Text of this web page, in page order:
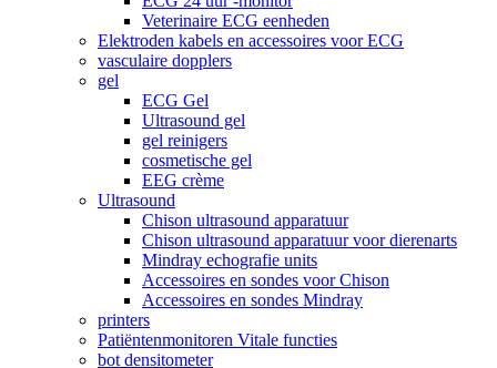
Veterinaire ECG eenheden
Elektroden kabels en accessoires voor ECG
vasculaire dopplers
gel
ECG Gel
Ultrasound gel
gel reinigers
cosmetische gel
EEG crème
Ultrasound
Chison ultrasound apparatuur
Chison ultrasound apparatuur voor dierenarts
Mindray echografie units
Accessoires en sondes voor Chison
Accessoires en sondes Mindray
printers
Patiëntenmonitoren Vitale functies
bot densitometer